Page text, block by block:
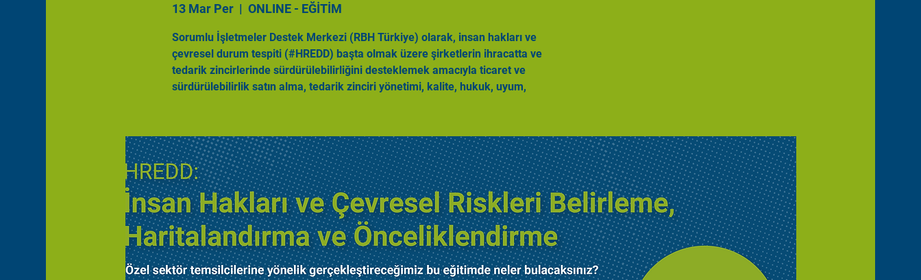
13 Mar Per
  |
ONLINE - EĞİTİM
Sorumlu İşletmeler Destek Merkezi (RBH Türkiye) olarak, insan hakları ve
çevresel durum tespiti (#HREDD) başta olmak üzere şirketlerin ihracatta ve
tedarik zincirlerinde sürdürülebilirliğini desteklemek amacıyla ticaret ve
sürdürülebilirlik satın alma, tedarik zinciri yönetimi, kalite, hukuk, uyum,